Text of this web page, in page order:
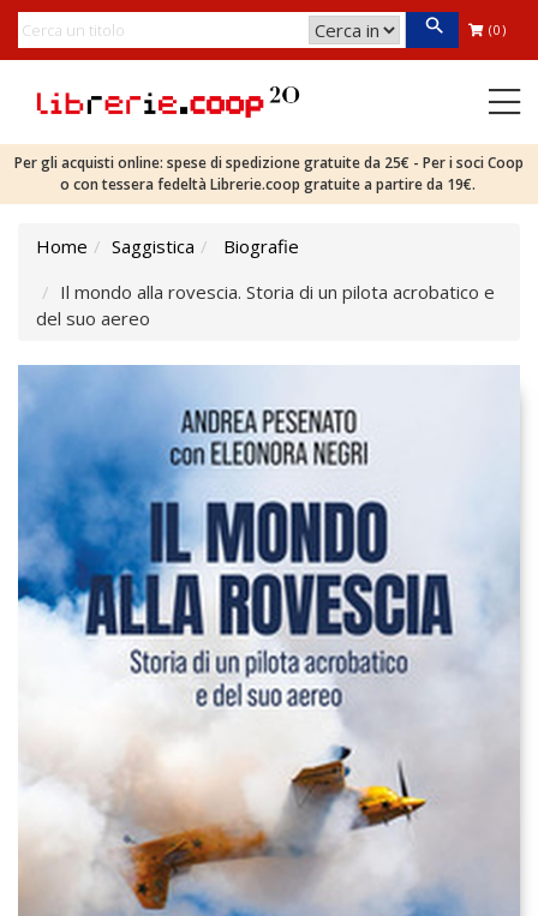
(0)
Per gli acquisti online: spese di spedizione gratuite da 25€ - Per i soci Coop
o con tessera fedeltà Librerie.coop gratuite a partire da 19€.
Home Saggistica
Biografie
Il mondo alla rovescia. Storia di un pilota acrobatico e
del suo aereo